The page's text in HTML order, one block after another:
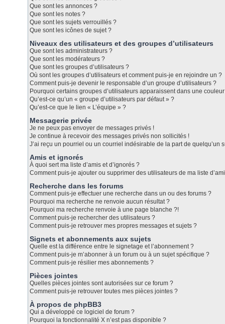
Que sont les annonces ?
Que sont les notes ?
Que sont les sujets verrouillés ?
Que sont les icônes de sujet ?
Niveaux des utilisateurs et des groupes d’utilisateurs
Que sont les administrateurs ?
Que sont les modérateurs ?
Que sont les groupes d’utilisateurs ?
Où sont les groupes d’utilisateurs et comment puis-je en rejoindre un ?
Comment puis-je devenir le responsable d’un groupe d’utilisateurs ?
Pourquoi certains groupes d’utilisateurs apparaissent dans une
Qu’est-ce qu’un « groupe d’utilisateurs par défaut » ?
Qu’est-ce que le lien « L’équipe » ?
Messagerie privée
Je ne peux pas envoyer de messages privés !
Je continue à recevoir des messages privés non sollicités !
J’ai reçu un pourriel ou un courriel indésirable de la part de quelqu’un
Amis et ignorés
À quoi sert ma liste d’amis et d’ignorés ?
Comment puis-je ajouter ou supprimer des utilisateurs de ma liste
Recherche dans les forums
Comment puis-je effectuer une recherche dans un ou des forums ?
Pourquoi ma recherche ne renvoie aucun résultat ?
Pourquoi ma recherche renvoie à une page blanche ?!
Comment puis-je rechercher des utilisateurs ?
Comment puis-je retrouver mes propres messages et sujets ?
Signets et abonnements aux sujets
Quelle est la différence entre le signetage et l’abonnement ?
Comment puis-je m’abonner à un forum ou à un sujet spécifique ?
Comment puis-je résilier mes abonnements ?
Pièces jointes
Quelles pièces jointes sont autorisées sur ce forum ?
Comment puis-je retrouver toutes mes pièces jointes ?
À propos de phpBB3
Qui a développé ce logiciel de forum ?
Pourquoi la fonctionnalité X n’est pas disponible ?